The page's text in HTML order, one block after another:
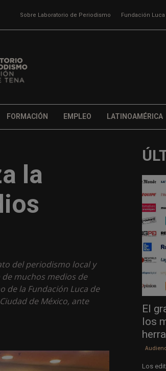
Sobre Laboratorio de Periodismo Fundación Luca
FORMACIÓN EMPLEO LATINOAMÉRICA
la
del periodismo local y
muchos medios de
de la Fundación Luca de
de México, ante
El
los
Los